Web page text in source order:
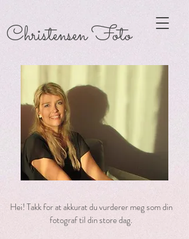
Christensen Foto
Hei! Takk for at akkurat du vurderer meg som din
fotograf til din store dag.